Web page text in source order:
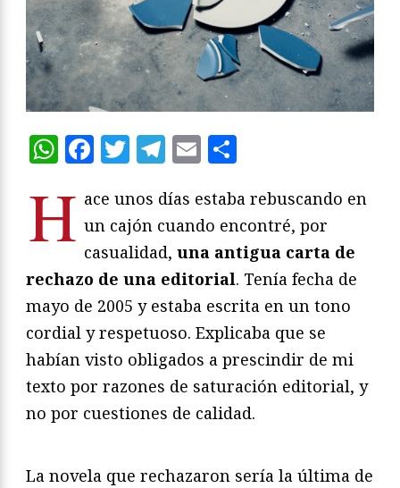
WhatsApp
Facebook
Twitter
Telegram
Email
H ace unos días estaba rebuscando en
un cajón cuando encontré, por
casualidad, una antigua carta de
rechazo de una editorial. Tenía fecha de
mayo de 2005 y estaba escrita en un tono
cordial y respetuoso. Explicaba que se
habían visto obligados a prescindir de mi
texto por razones de saturación editorial, y
no por cuestiones de calidad.
La novela que rechazaron sería la última de